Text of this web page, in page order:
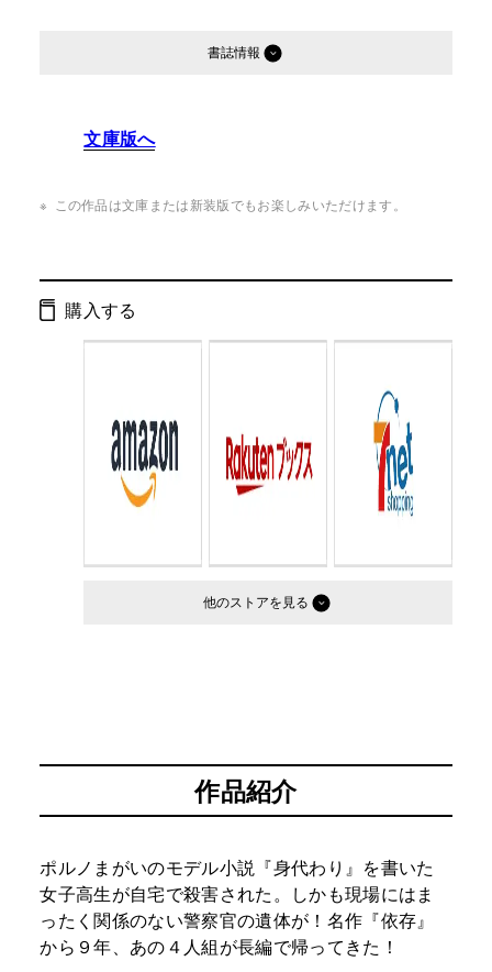
書誌情報
ISBN： 9784344017269
文庫版へ
この作品は文庫または新装版でもお楽しみいただけます。
購入する
他のストア
作品紹介
ポルノまがいのモデル小説『身代わり』を書いた
女子高生が自宅で殺害された。しかも現場にはま
ったく関係のない警察官の遺体が！名作『依存』
から９年、あの４人組が長編で帰ってきた！